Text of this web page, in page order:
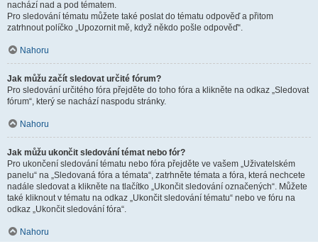
nachází nad a pod tématem.
Pro sledování tématu můžete také poslat do tématu odpověď a přitom
zatrhnout políčko „Upozornit mě, když někdo pošle odpověď“.
Nahoru
Jak můžu začít sledovat určité fórum?
Pro sledování určitého fóra přejděte do toho fóra a klikněte na odkaz „Sledovat
fórum“, který se nachází naspodu stránky.
Nahoru
Jak můžu ukončit sledování témat nebo fór?
Pro ukončení sledování tématu nebo fóra přejděte ve vašem „Uživatelském
panelu“ na „Sledovaná fóra a témata“, zatrhněte témata a fóra, která nechcete
nadále sledovat a klikněte na tlačítko „Ukončit sledování označených“. Můžete
také kliknout v tématu na odkaz „Ukončit sledování tématu“ nebo ve fóru na
odkaz „Ukončit sledování fóra“.
Nahoru